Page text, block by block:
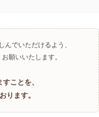
んでいただけるよう、
願いいたします。
ことを、
ります。